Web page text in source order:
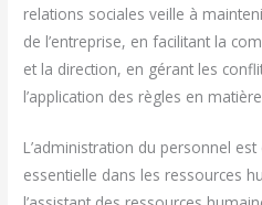
relations sociales veille à
de l’entreprise, en facilitant la
et la direction, en gérant les
l’application des règles en
L’administration du personnel
essentielle dans les ressources